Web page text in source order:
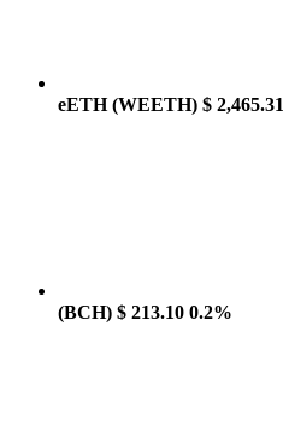
eETH(WEETH) $ 2,465.31
(BCH) $ 213.10 0.2%